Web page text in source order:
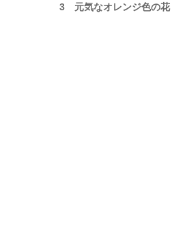
3 元気なオレンジ色の花